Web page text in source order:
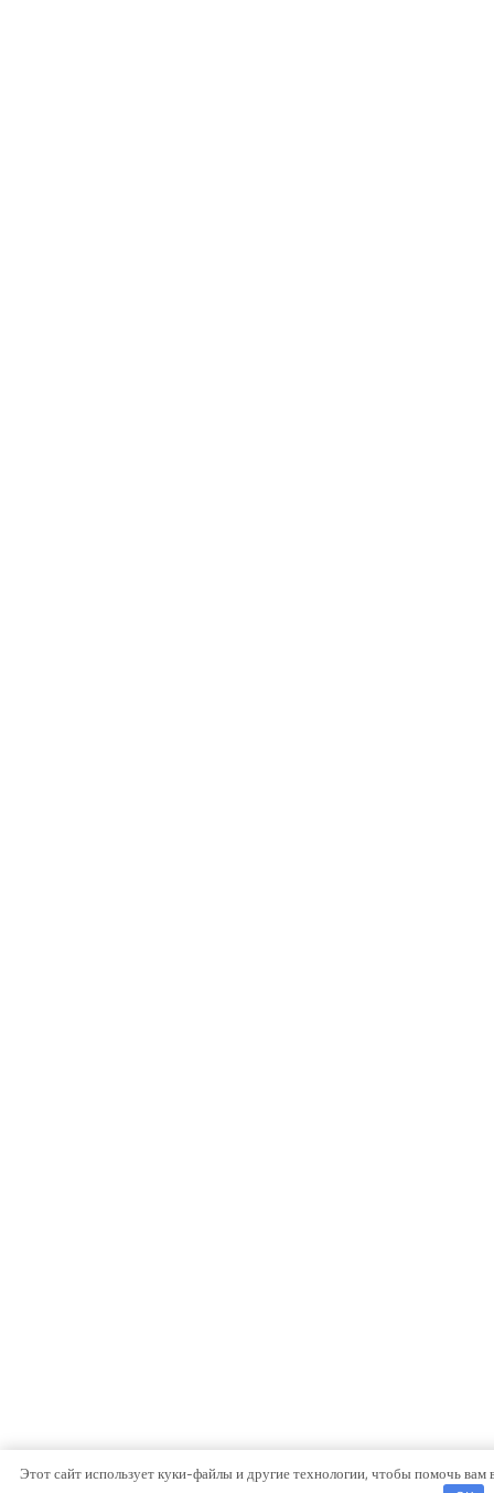
Этот сайт использует куки-файлы и другие технологии, чтобы помочь вам